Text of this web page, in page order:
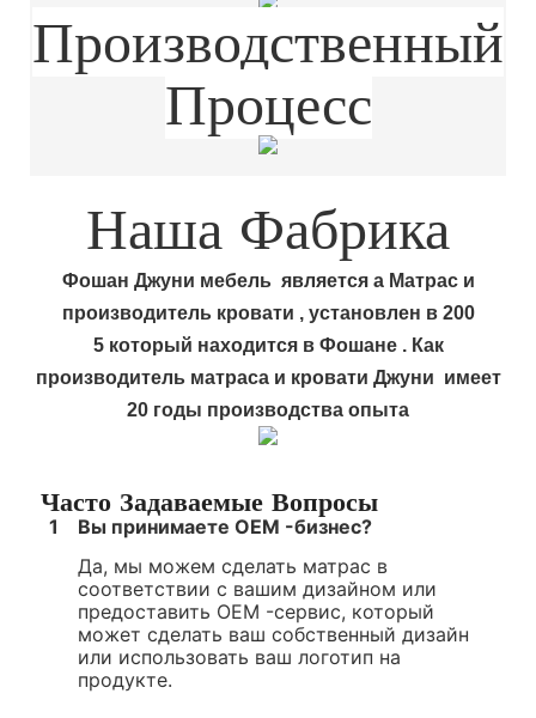
Производственный
Процесс
Наша Фабрика
Фошан Джуни мебель является а Матрас и
производитель кровати , установлен в 200
5который находится в Фошане . Как
производитель матраса и кровати Джуни имеет
20 годы производства опыта
Часто Задаваемые Вопросы
1
Вы принимаете OEM -бизнес?
Да, мы можем сделать матрас в
соответствии с вашим дизайном или
предоставить OEM -сервис, который
может сделать ваш собственный дизайн
или использовать ваш логотип на
продукте.